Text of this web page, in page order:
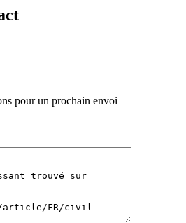
pour un prochain envoi